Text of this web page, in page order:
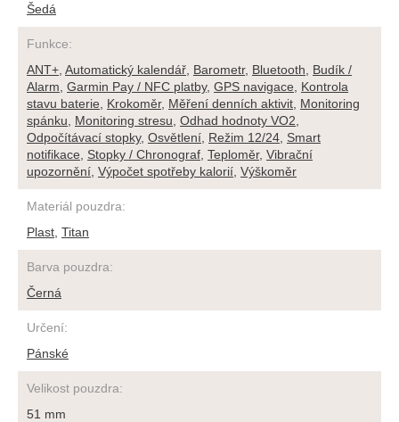
Šedá
Funkce:
ANT+ Automatický kalendář Barometr, Bluetooth
Budík /
Alarm Garmin Pay / NFC platby, GPS navigace
Kontrola
stavu baterie
Krokoměr, Měření denních aktivit Monitoring
spánku
Monitoring stresu Odhad hodnoty VO2
Odpočítávací stopky, Osvětlení Režim 12/24 Smart
notifikace
Stopky / Chronograf Teploměr, Vibrační
upozornění Výpočet spotřeby kalorií Výškoměr
Materiál pouzdra:
Plast Titan
Barva pouzdra:
Černá
Určení:
Pánské
Velikost pouzdra:
51 mm